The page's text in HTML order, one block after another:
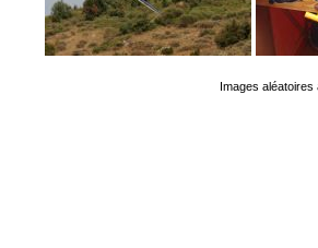
Images aléatoires